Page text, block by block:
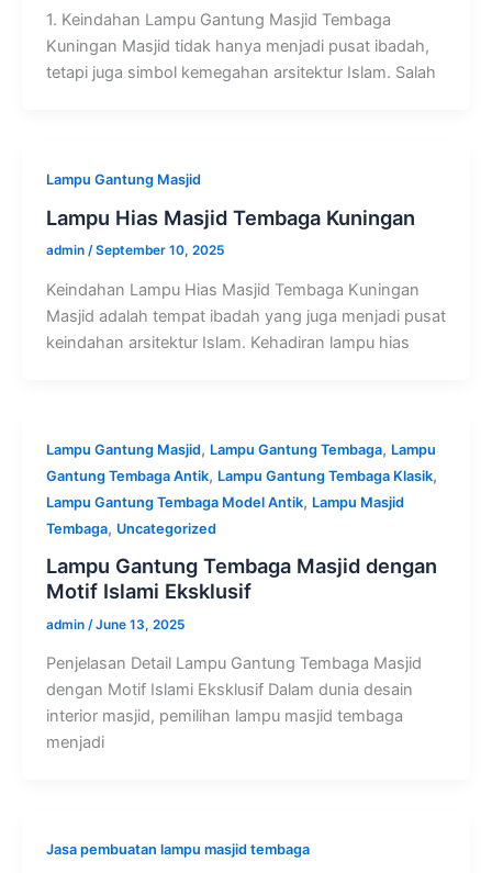
1. Keindahan Lampu Gantung Masjid Tembaga
Kuningan Masjid tidak hanya menjadi pusat ibadah,
tetapi juga simbol kemegahan arsitektur Islam. Salah
Lampu Gantung Masjid
Lampu Hias Masjid Tembaga Kuningan
admin /September 10, 2025
Keindahan Lampu Hias Masjid Tembaga Kuningan
Masjid adalah tempat ibadah yang juga menjadi pusat
keindahan arsitektur Islam. Kehadiran lampu hias
Lampu Gantung Masjid, Lampu Gantung Tembaga, Lampu
Gantung Tembaga Antik, Lampu Gantung Tembaga Klasik,
Lampu Gantung Tembaga Model Antik, Lampu Masjid
Tembaga, Uncategorized
Lampu Gantung Tembaga Masjid dengan
Motif Islami Eksklusif
admin /June 13, 2025
Penjelasan Detail Lampu Gantung Tembaga Masjid
dengan Motif Islami Eksklusif Dalam dunia desain
interior masjid, pemilihan lampu masjid tembaga
menjadi
Jasa pembuatan lampu masjid tembaga